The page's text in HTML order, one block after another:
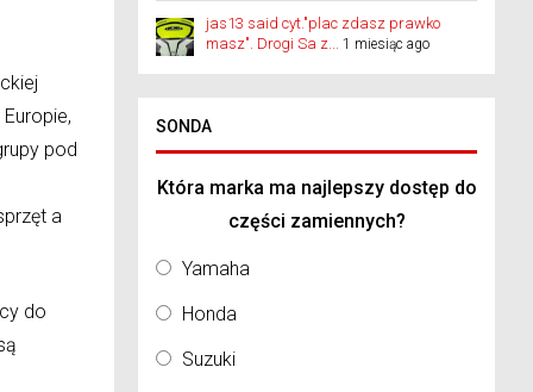
pod
a
do
jas13 said cyt."plac zdasz prawko
masz". Drogi Sa z... 1 miesiąc ago
SONDA
Która marka ma najlepszy dostęp do
części zamiennych?
Yamaha
Honda
Suzuki